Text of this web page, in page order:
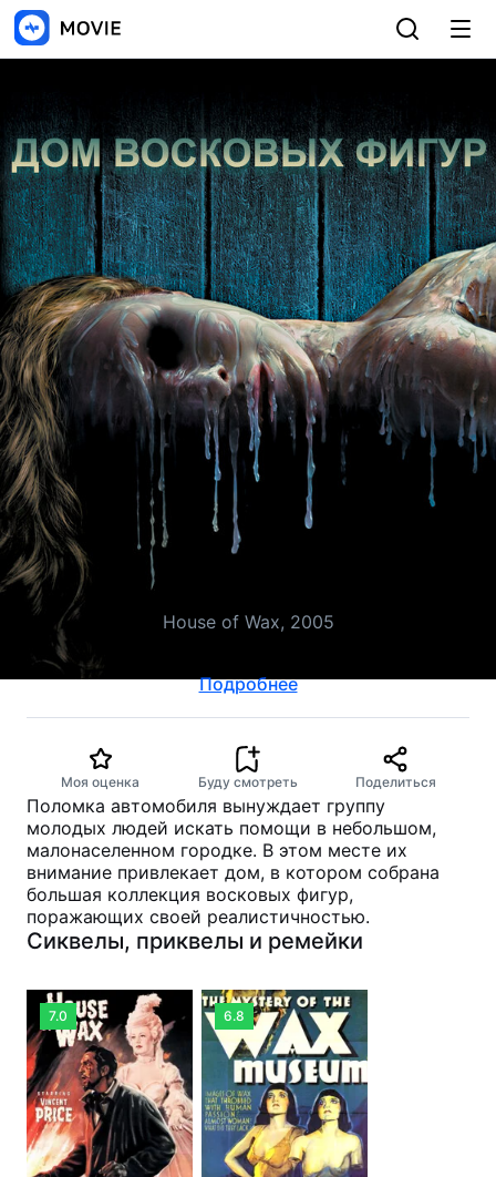
Дом восковых фигур
House of Wax, 2005
Подробнее
Моя оценка Буду смотреть Поделиться
Поломка автомобиля вынуждает группу
молодых людей искать помощи в небольшом,
малонаселенном городке. В этом месте их
внимание привлекает дом, в котором собрана
большая коллекция восковых фигур,
поражающих своей реалистичностью.
Сиквелы, приквелы и ремейки
7.0 6.8